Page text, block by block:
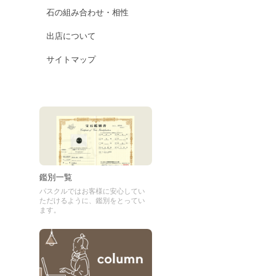
石の組み合わせ・相性
出店について
サイトマップ
鑑別一覧
パスクルではお客様に安心してい
ただけるように、鑑別をとってい
ます。